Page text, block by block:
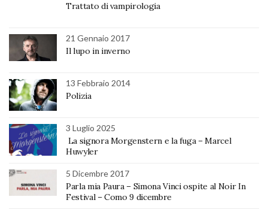
Trattato di vampirologia
21 Gennaio 2017
Il lupo in inverno
13 Febbraio 2014
Polizia
3 Luglio 2025
La signora Morgenstern e la fuga – Marcel
Huwyler
5 Dicembre 2017
Parla mia Paura – Simona Vinci ospite al Noir In
Festival – Como 9 dicembre